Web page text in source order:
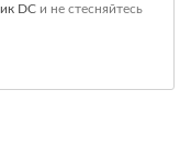
DC и не стесняйтесь